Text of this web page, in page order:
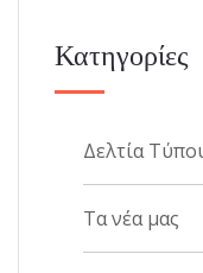
Κατηγορίες
Δελτία
Τα νέα μας